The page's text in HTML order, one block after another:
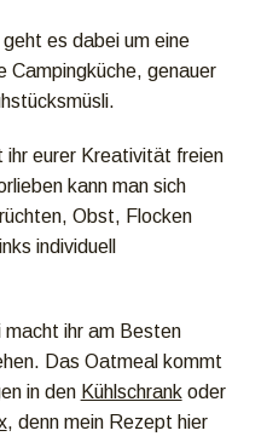
es dabei um eine
Campingküche, genauer
ihr eurer Kreativität freien
kann man sich
Obst, Flocken
individuell
ihr am Besten
Das Oatmeal kommt
in den Kühlschrankoder
, denn mein Rezept hier